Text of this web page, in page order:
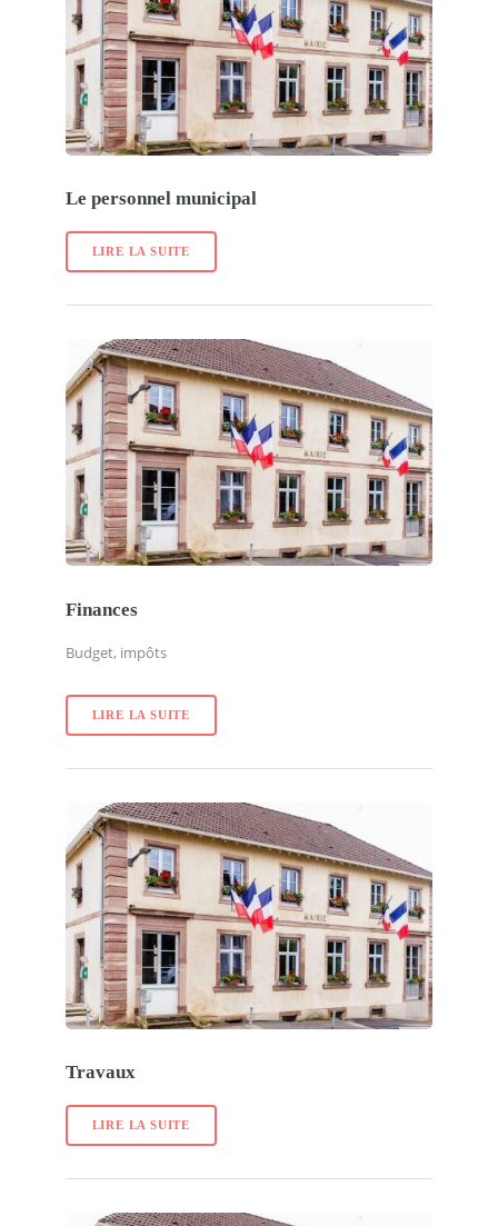
Le personnel municipal
LIRE LA SUITE
Finances
Budget, impôts
LIRE LA SUITE
Travaux
LIRE LA SUITE